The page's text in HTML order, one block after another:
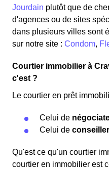
Jourdain plutôt que de
d'agences ou de sites
dans plusieurs villes sont
sur notre site : Condom,
Courtier immobilier à
c'est ?
Le courtier en prêt
Celui de
Celui de conseiller
Qu'est ce qu'un courtier
courtier en immobilier est